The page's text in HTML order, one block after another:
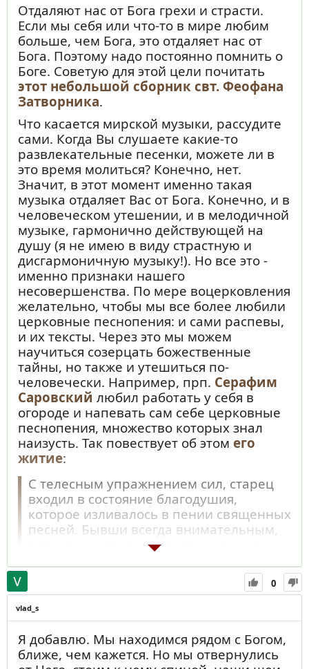
Отдаляют нас от Бога грехи и страсти.
Если мы себя или что-то в мире любим
больше, чем Бога, это отдаляет нас от
Бога. Поэтому надо постоянно помнить о
Боге. Советую для этой цели почитать
этот небольшой сборник свт. Феофана
Затворника.
Что касается мирской музыки, рассудите
сами. Когда Вы слушаете какие-то
развлекательные песенки, можете ли в
это время молиться? Конечно, нет.
Значит, в этот момент именно такая
музыка отдаляет Вас от Бога. Конечно, и в
человеческом утешении, и в мелодичной
музыке, гармонично действующей на
душу (я не имею в виду страстную и
дисгармоничную музыку!). Но все это -
именно признаки нашего
несовершенства. По мере воцерковления
желательно, чтобы мы все более любили
церковные песнопения: и сами распевы,
и их тексты. Через это мы можем
научиться созерцать божественные
тайны, но также и утешиться по-
человечески. Например, прп. Серафим
Саровский любил работать у себя в
огороде и напевать сам себе церковные
песнопения, множество которых знал
наизусть. Так повествует об этом его
житие:
С телесным упражнением сил, старец
входил в состояние благодушия,
которое изливалось в пении священных
песней. Бывши всегда внимательным,
владея счастливою памятью, он знал
которыми и освежал свой дух среди
однообразия телесных занятий. В
разные церковные праздники и
воскресные дни, воспоминая
священные события, он певал разные
священные песни. Но близкие к о.
0
vlad_s
Я добавлю. Мы находимся рядом с Богом,
ближе, чем кажется. Но мы отвернулись